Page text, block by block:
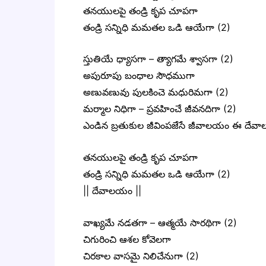
తనయులపై తండ్రి కృప చూపగా
తండ్రి సన్నిధి మమతల ఒడి ఆయేగా (2)
స్తుతియే ధ్యాసగా – త్యాగమే శ్వాసగా (2)
అపురూపు బంధాల సౌధముగా
అణువణువు పులకించె మధురిమగా (2)
మర్మాల నిధిగా – ప్రవహించే జీవనదిగా (2)
ఎండిన బ్రతుకుల జీవింపజేసే జీవాలయం ఈ
తనయులపై తండ్రి కృప చూపగా
తండ్రి సన్నిధి మమతల ఒడి ఆయేగా (2)
|| దేవాలయం ||
వాఖ్యమే నడతగా – ఆత్మయే సారథిగా (2)
చిగురించి ఆశల కోవెలగా
చిరకాల వాసమై నిలిచేనుగా (2)